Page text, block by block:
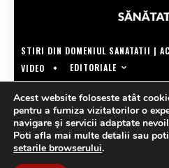
STIRI DIN DOMENIUL SANATATII |
VIDEO
EDITORIALE
Acest website foloseste atât
pentru a furniza vizitatorilor o
navigare şi servicii adaptate
Poti afla mai multe detalii sau
setarile browserului.